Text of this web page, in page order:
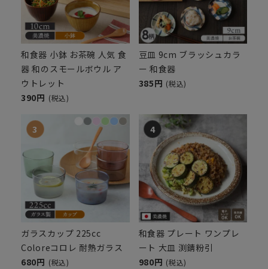
和食器 小鉢 お茶碗 人気 食
器 和のスモールボウル ア
ウトレット
390円 (税込)
豆皿 9cm ブラッシュカラ
ー 和食器
385円 (税込)
ガラスカップ 225cc
Coloreコロレ 耐熱ガラス
680円 (税込)
和食器 プレート ワンプレ
ート 大皿 渕錆粉引
980円 (税込)